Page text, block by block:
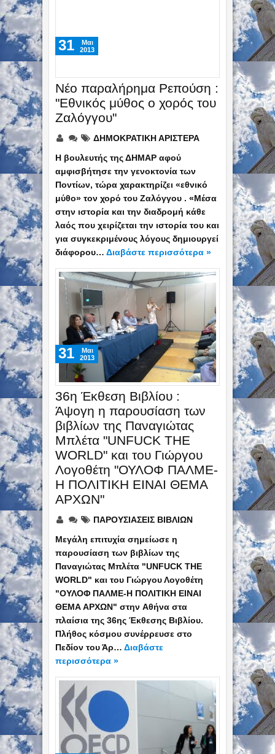
Νέο παραλήρημα Ρεπούση :
"Εθνικός μύθος ο χορός του
Ζαλόγγου"
ΔΗΜΟΚΡΑΤΙΚΗ ΑΡΙΣΤΕΡΑ
Η βουλευτής της ΔΗΜΑΡ αφού
αμφισβήτησε την γενοκτονία των
Ποντίων, τώρα χαρακτηρίζει «εθνικό
μύθο» τον χορό του Ζαλόγγου . «Μέσα
στην ιστορία και την διαδρομή κάθε
λαός που χειρίζεται την ιστορία του και
για συγκεκριμένους λόγους δημιουργεί
διάφορου… Διαβάστε περισσότερα »
31
Mαι
2013
36η Έκθεση Βιβλίου :
Άψογη η παρουσίαση των
βιβλίων της Παναγιώτας
Μπλέτα "UNFUCK THE
WORLD" και του Γιώργου
Λογοθέτη "ΟΥΛΟΦ ΠΑΛΜΕ-
Η ΠΟΛΙΤΙΚΗ ΕΙΝΑΙ ΘΕΜΑ
ΑΡΧΩΝ"
ΠΑΡΟΥΣΙΑΣΕΙΣ ΒΙΒΛΙΩΝ
Μεγάλη επιτυχία σημείωσε η
παρουσίαση των βιβλίων της
Παναγιώτας Μπλέτα "UNFUCK THE
WORLD" και του Γιώργου Λογοθέτη
"ΟΥΛΟΦ ΠΑΛΜΕ-Η ΠΟΛΙΤΙΚΗ ΕΙΝΑΙ
ΘΕΜΑ ΑΡΧΩΝ" στην Aθήνα στα
πλαίσια της 36ης Έκθεσης Βιβλίου.
Πλήθος κόσμου συνέρρευσε στο
Πεδίον του Άρ… Διαβάστε
περισσότερα »
31
Mαι
2013